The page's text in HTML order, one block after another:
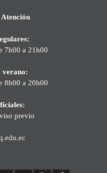
7h00 a 21h00
verano:
8h00 a 20h00
previo